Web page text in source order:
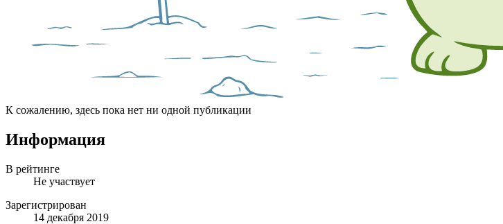
К сожалению, здесь пока нет ни одной публикации
Информация
В рейтинге
Не участвует
Зарегистрирован
14 декабря 2019